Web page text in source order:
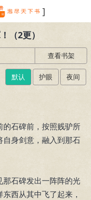
]
（2更）
查看书架
默认 护眼 夜间
石碑前，按照贱驴所
身剑意，融入到那石
石碑发出一阵阵的光
西从其中飞了起来，